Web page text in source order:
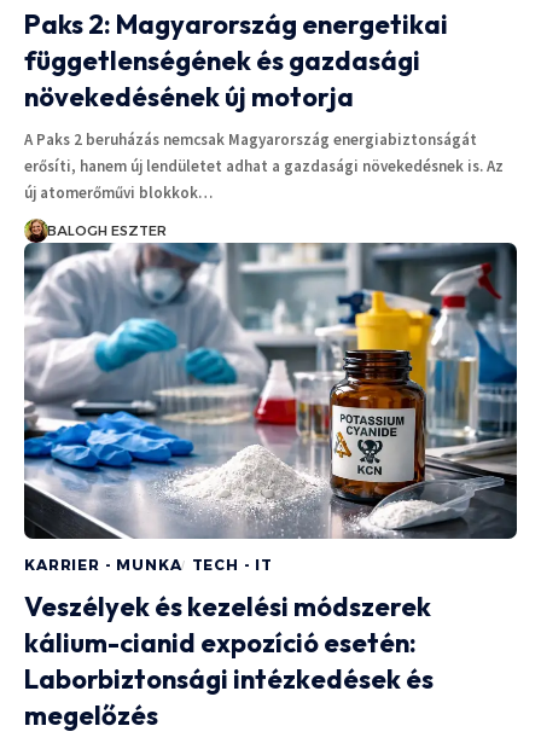
Paks 2: Magyarország energetikai
függetlenségének és gazdasági
növekedésének új motorja
A Paks 2 beruházás nemcsak Magyarország energiabiztonságát
erősíti, hanem új lendületet adhat a gazdasági növekedésnek is. Az
új atomerőművi blokkok…
BALOGH ESZTER
KARRIER - MUNKA TECH - IT
Veszélyek és kezelési módszerek
kálium-cianid expozíció esetén:
Laborbiztonsági intézkedések és
megelőzés